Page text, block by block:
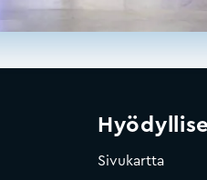
Sivukartta